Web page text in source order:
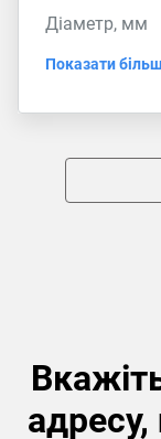
Діаметр, мм
Показати